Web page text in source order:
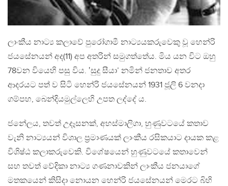
ලාංකීය නාට්‍ය කලාවේ පුරෝගාමී නාට්‍යයකරුවෙකු වූ හෙන්රි
ජයසේනයන් අද(11) අප අතරින් සමුගත්තේය. මිය යන විට ඔහු
78වන වියෙහි පසු විය. ‛සුදු සීයා’ නමින් ජනතාව අතර
ආදරයට පත් ව සිටි හෙන්රි ජයසේනයන් 1931 ජූලි 6 වනදා
ගම්පහ, බෙන්දියමුල්ලෙහි උපත ලද්දේ ය.
ජනේලය, තවත් උදෑසනක්, අහස්මාලිගා, හුණුවටයේ කතාව
වැනි නාට්‍යයන් විශාල ප්‍රමාණයක් ලාංකීය රසිකයාට දායක කළ
විශිෂ්ඨ කලාකරුවෙකි. විශේෂයෙන් හුණුවටයේ කතාවෙන්
සහ තවත් වේදිකා නාට්‍ය ගණනාවකින් ලාංකීය ජනයාගේ
මතකයෙන් කිසිදා නොයන හෙන්රි ජයසේනයන් මෙරට බිහි